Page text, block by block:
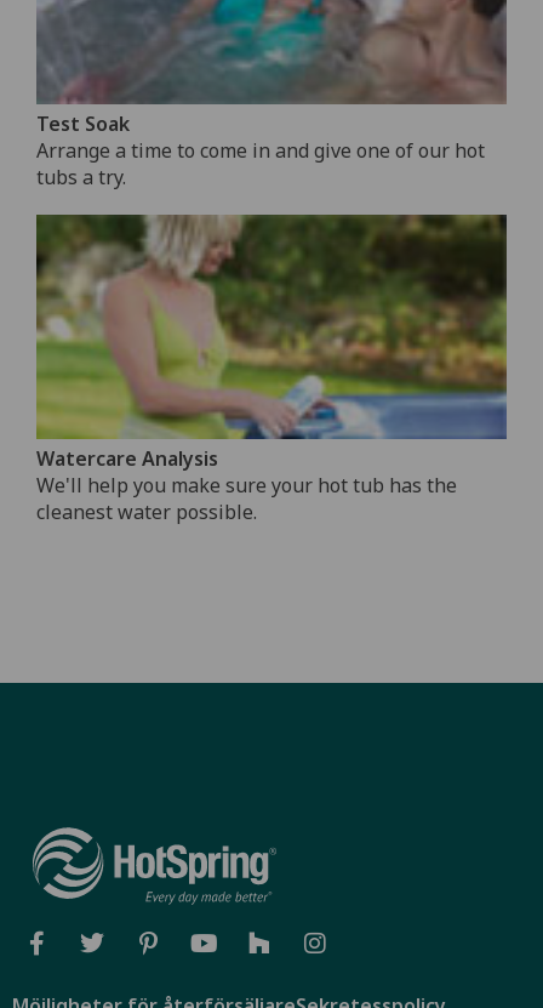
Test Soak
Arrange a time to come in and give one of our hot
tubs a try.
Watercare Analysis
We'll help you make sure your hot tub has the
cleanest water possible.